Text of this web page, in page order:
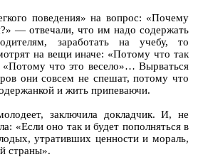
поведения» на вопрос: «Почему
— отвечали, что им надо содержать
заработать на учебу, то
на вещи иначе: «Потому что так
«Потому что это весело»… Вырваться
они совсем не спешат, потому что
и жить припеваючи.
заключила докладчик. И, не
«Если оно так и будет пополняться в
утративших ценности и мораль,
страны».